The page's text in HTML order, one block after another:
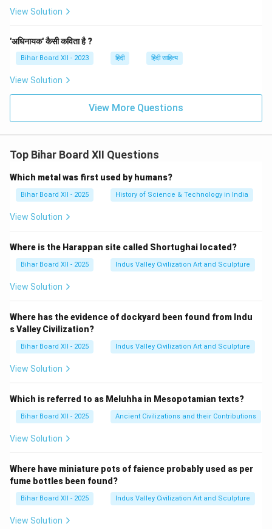
View Solution
'अधिनायक' कैसी कविता है ?
Bihar Board XII - 2023 हिंदी हिंदी साहित्य
View Solution
View More Questions
Top Bihar Board XII Questions
Which metal was first used by humans?
Bihar Board XII - 2025 History of Science & Technology in India
View Solution
Where is the Harappan site called Shortughai located?
Bihar Board XII - 2025 Indus Valley Civilization Art and Sculpture
View Solution
Where has the evidence of dockyard been found from Indu
s Valley Civilization?
Bihar Board XII - 2025 Indus Valley Civilization Art and Sculpture
View Solution
Which is referred to as Meluhha in Mesopotamian texts?
Bihar Board XII - 2025 Ancient Civilizations and their Contributions
View Solution
Where have miniature pots of faience probably used as per
fume bottles been found?
Bihar Board XII - 2025 Indus Valley Civilization Art and Sculpture
View Solution